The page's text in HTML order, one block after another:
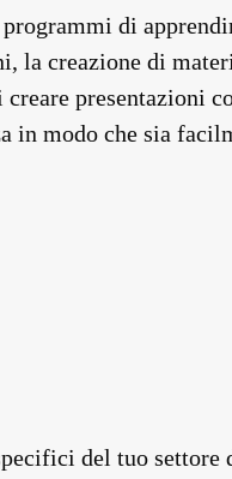
di
la creazione di
presentazioni
in modo che sia
del tuo settore